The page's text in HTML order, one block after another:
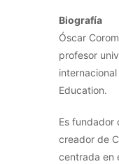
Biografía
Óscar
profesor
Education.
Es fundador
creador de
centrada en